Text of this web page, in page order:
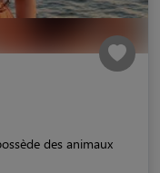
des animaux